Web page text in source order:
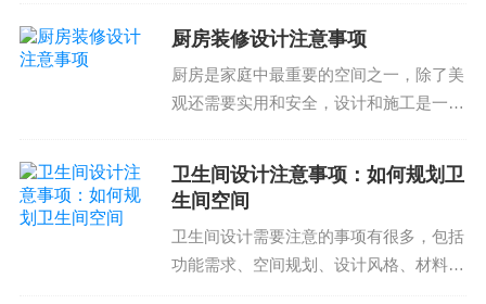
活性。事实上，在现代企业中，空间效率和舒适度
是竞争的重要优势，这这个方面的注意事项是我们
专业而富有耐心、有利于客户的装修公司随时等待
重要。那么，如何正确估算和控制家庭装
庭装修预算估算是家庭...
厨房装修设计注意事项
厨房是家庭中最重要的空间之一，除了美
观还需要实用和安全，设计和施工是一个
和施工过程中的问题1. 招商注意事项厨房
装修设计时，招商...
卫生间设计注意事项：如何规划卫
生间空间
卫生间设计需要注意的事项有很多，包括
功能需求、空间规划、设计风格、材料选